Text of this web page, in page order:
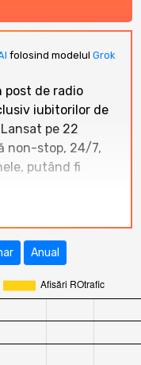
folosind modelul Grok
post de radio
iubitorilor de
pe 22
non-stop, 24/7,
putând fi
generală
a fost în
constant,
Anual